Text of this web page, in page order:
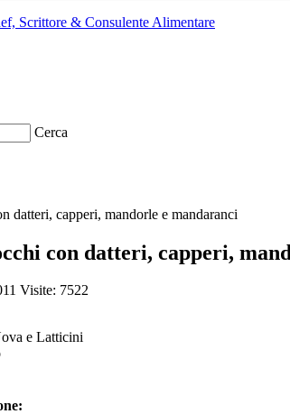
Cerca
con datteri, capperi,
Visite: 7522
e Latticini